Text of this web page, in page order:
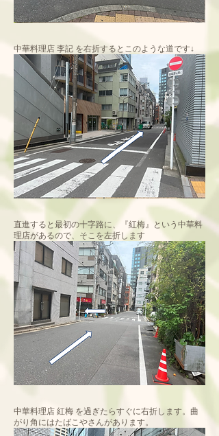
中華料理店 李記 を右折するとこのような道です↓
直進すると最初の十字路に、『紅梅』という中華料
理店があるので、そこを左折します
中華料理店 紅梅 を過ぎたらすぐに右折します。曲
がり角にはたばこやさんがあります。